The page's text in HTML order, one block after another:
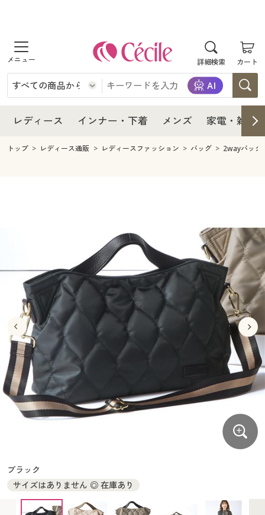
詳細検索 カート
商品を探す
レディース
レディースファッション
インナー・下着
インナー・下着通販すべて
ジュニア・ティーンズ下着
メンズ
キッチン・雑貨・日用品
寝具・インテリア・家具通販すべて
家具・収納
寝具・ベッド
カーテン・ラグ・ファブリック
美容・健康通販すべて
美容・健康・サプリメント
制服・スクール
制服・スクールすべて
制服・学生服
ジュニア・ティーンズ下着
大きいサイズ
大きいサイズ通販すべて
大きいサイズ レディース服
大きいサイズ レディース下着
大きいサイズ 事務・制服
バーゲン
バーゲンセール
シークレットセール
詳細検索
商品カテゴリ一覧
カタログ・チラシからのご注文
デジタルカタログ
レディース インナー・下着 メンズ 家電・雑貨
レディース
レディース通販すべて
レディースファッション
インナー・下着
インナー・下着通販すべて
メンズ
キッチン・雑貨・日用品
寝具・ベッド
カーテン・ラグ・ファブリック
美容・健康・サプリメント
制服・スクールすべて
制服・学生服
ジュニア・ティーンズ下着
大きいサイズ
大きいサイズ通販すべて
大きいサイズ レディース服
大きいサイズ レディース下着
大きいサイズ メンズ
バーゲン
バーゲンセール
シークレットセール
詳細検索
商品カテゴリ一覧
カタログ
カタログ無料プレゼント
トップ レディース通販 レディースファッション バッグ 2wayバッグ
ブラック
サイズはありません ◎ 在庫あり